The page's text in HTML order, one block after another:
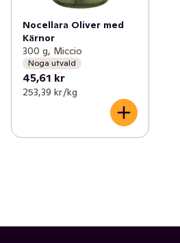
Nocellara Oliver med
Kärnor
300 g, Miccio
Noga utvald
45,61 kr
253,39 kr /kg